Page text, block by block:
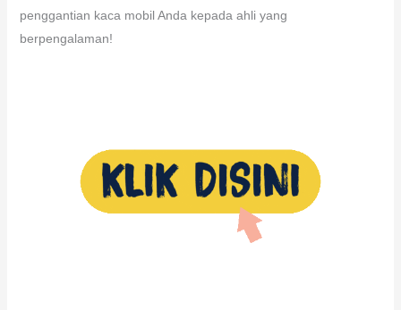
penggantian kaca mobil Anda kepada ahli yang
berpengalaman!